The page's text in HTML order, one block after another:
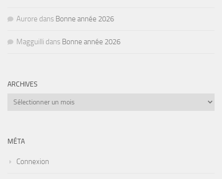
Aurore dans Bonne année 2026
Magguilli dans Bonne année 2026
ARCHIVES
Archives
MÉTA
Connexion